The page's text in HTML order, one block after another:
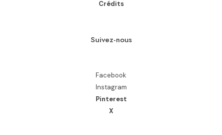
Crédits
Suivez-nous
Facebook
Instagram
Pinterest
X